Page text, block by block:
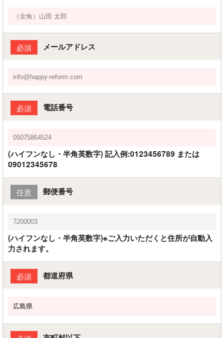
必須 メールアドレス
必須 電話番号
(ハイフンなし・半角英数字) 記入例:0123456789 または
09012345678
任意 郵便番号
(ハイフンなし・半角英数字)※ご入力いただくと住所が自動入
力されます。
必須 都道府県